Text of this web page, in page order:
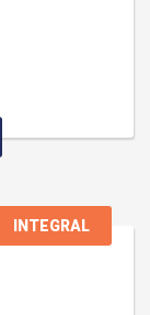
INTEGRAL